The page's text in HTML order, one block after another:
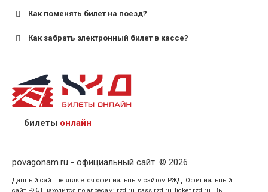
Как поменять билет на поезд?
Как забрать электронный билет в кассе?
назвав кассиру 14-значный номер заказа;
предъявив удостоверение личности пассажира, на
кого оформлен билет.
билеты онлайн
povagonam.ru - официальный сайт. © 2026
Данный сайт не является официальным сайтом РЖД. Официальный